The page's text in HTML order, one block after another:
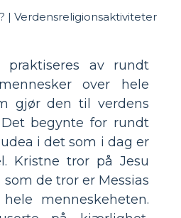
praktiseres av rundt
over hele
gjør den til verdens
begynte for rundt
i det som i dag er
Kristne tror på Jesu
de tror er Messias
menneskeheten.